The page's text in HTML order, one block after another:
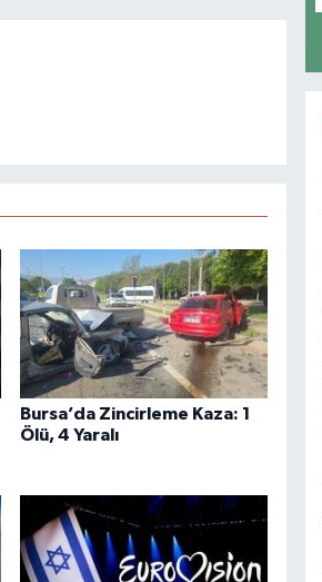
Bursa’da Zincirleme Kaza: 1
Ölü, 4 Yaralı